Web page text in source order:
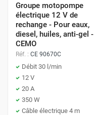
Groupe motopompe
électrique 12 V de
rechange - Pour eaux,
diesel, huiles, anti-gel -
CEMO
Réf. : CE 90670C
Débit 30 l/min
12 V
20 A
350 W
Câble électrique 4 m